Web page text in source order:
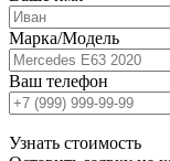
Марка/Модель
Ваш телефон
Узнать стоимость